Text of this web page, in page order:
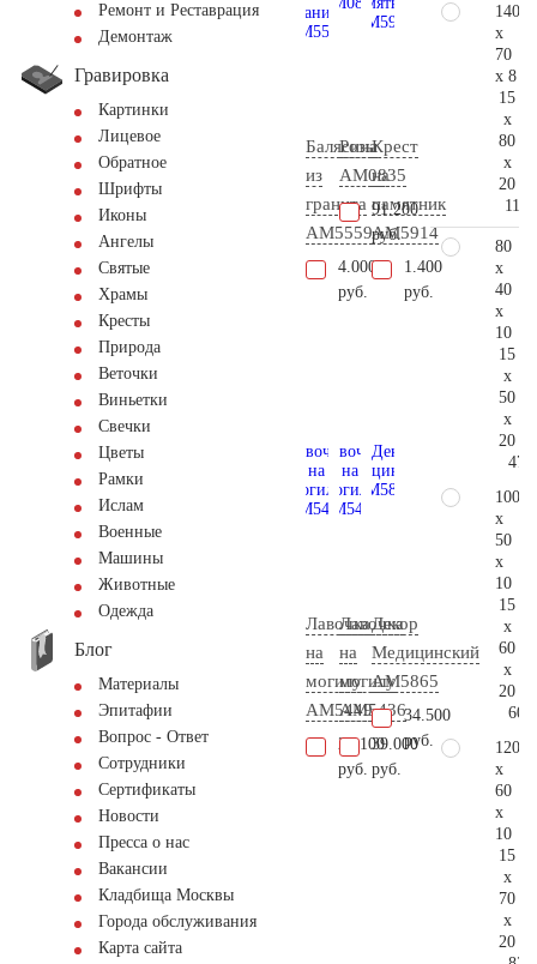
Ремонт и Реставрация
Демонтаж
Гравировка
Картинки
Лицевое
Обратное
Шрифты
Иконы
Ангелы
Святые
Храмы
Кресты
Природа
Веточки
Виньетки
Свечки
Цветы
Рамки
Ислам
Военные
Машины
Животные
Одежда
Блог
Материалы
Эпитафии
Вопрос - Ответ
Сотрудники
Сертификаты
Новости
Пресса о нас
Вакансии
Кладбища Москвы
Города обслуживания
Карта сайта
Балясина
из
гранита
AM5559
4.000
руб.
Розы
AM0835
91.200
руб.
Крест
на
памятник
AM5914
1.400
руб.
Лавочка
на
могилу
AM5449
21.100
руб.
Лавочка
на
могилу
AM5436
39.000
руб.
Декор
Медицинский
AM5865
34.500
руб.
140
x
70
x 8
15
x
80
x
20
80
x
40
x
10
15
x
50
x
20
100
x
50
x
10
15
x
60
x
20
120
x
60
x
10
15
x
70
x
20